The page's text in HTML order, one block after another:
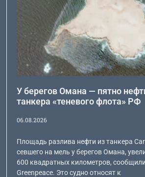
У берегов Омана — пятно
танкера «теневого флота» РФ
06.08.2026
Площадь разлива нефти из танкера
севшего на мель у берегов Омана,
600 квадратных километров,
Greenpeace. Это судно относят к